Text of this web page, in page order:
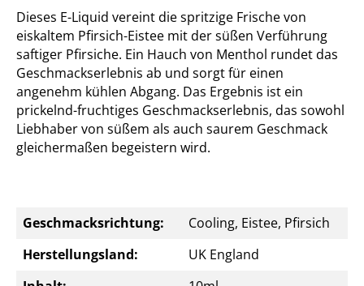
Dieses E-Liquid vereint die spritzige Frische von
eiskaltem Pfirsich-Eistee mit der süßen Verführung
saftiger Pfirsiche. Ein Hauch von Menthol rundet das
Geschmackserlebnis ab und sorgt für einen
angenehm kühlen Abgang. Das Ergebnis ist ein
prickelnd-fruchtiges Geschmackserlebnis, das sowohl
Liebhaber von süßem als auch saurem Geschmack
gleichermaßen begeistern wird.
Geschmacksrichtung:
Cooling, Eistee, Pfirsich
Herstellungsland:
UK England